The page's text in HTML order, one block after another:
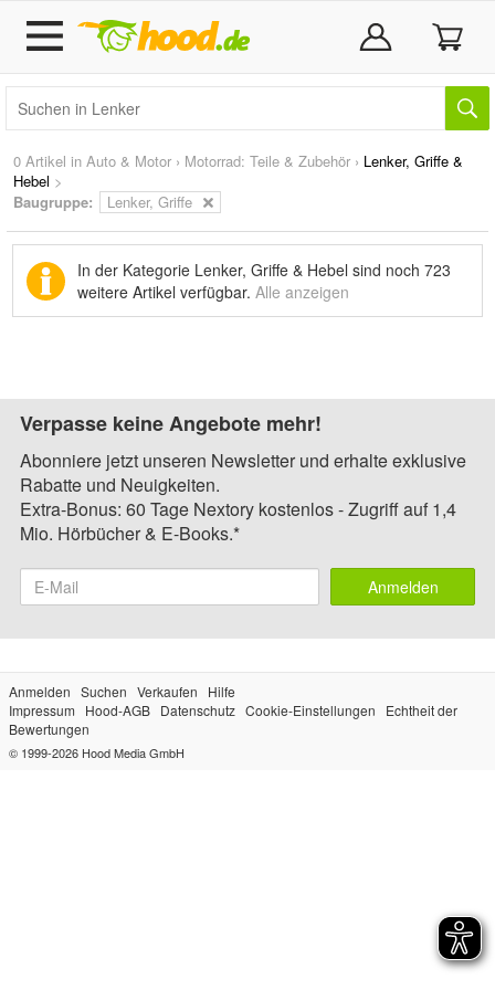
0 Artikel in Auto & Motor › Motorrad: Teile & Zubehör › Lenker, Griffe &
Hebel >
Baugruppe:
Lenker, Griffe
In der Kategorie Lenker, Griffe & Hebel sind noch 723
weitere Artikel verfügbar. Alle anzeigen
Verpasse keine Angebote mehr!
Abonniere jetzt unseren Newsletter und erhalte exklusive
Rabatte und Neuigkeiten.
Extra-Bonus: 60 Tage Nextory kostenlos - Zugriff auf 1,4
Mio. Hörbücher & E-Books.*
Anmelden
Anmelden Suchen Verkaufen
Hilfe
Impressum
Hood-AGB Datenschutz Cookie-Einstellungen
Echtheit der
Bewertungen
© 1999-2026 Hood Media GmbH